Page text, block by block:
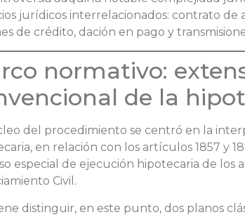
jurídicos interrelacionados: contrato
de crédito, dación en pago y
normativo:
de la
del procedimiento se centró en la
en relación con los artículos 1857 y
especial de ejecución hipotecaria de los
Civil.
distinguir, en este punto, dos planos